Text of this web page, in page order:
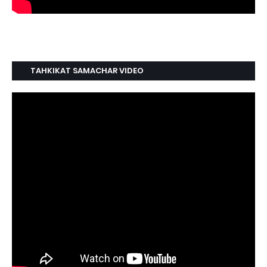
TAHKIKAT SAMACHAR VIDEO